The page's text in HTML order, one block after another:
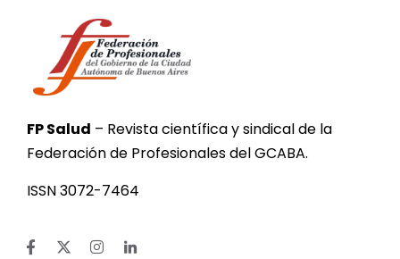
FP Salud – Revista científica y sindical de la
Federación de Profesionales del GCABA.
ISSN 3072-7464